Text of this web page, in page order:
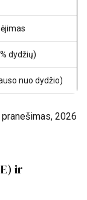
dydžių)
nuo dydžio)
2026
ir